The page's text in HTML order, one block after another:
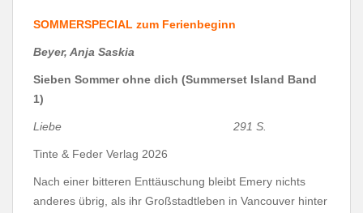
SOMMERSPECIAL zum Ferienbeginn
Beyer, Anja Saskia
Sieben Sommer ohne dich (Summerset Island Band
1)
Liebe 291 S.
Tinte & Feder Verlag 2026
Nach einer bitteren Enttäuschung bleibt Emery nichts
anderes übrig, als ihr Großstadtleben in Vancouver hinter